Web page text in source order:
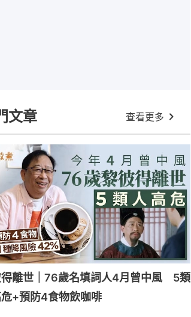
文章 查看更多
離世｜76歲名填詞人4月曾中風 5類
+預防4食物飲咖啡